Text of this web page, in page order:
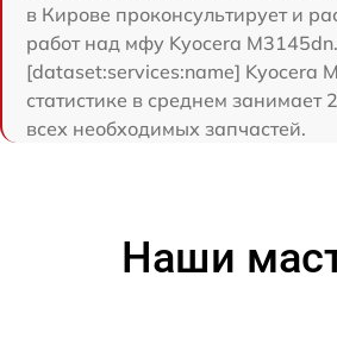
в Кирове проконсультирует и
работ над мфу Kyocera M3145dn.
[dataset:services:name] Kyocera
статистике в среднем занимает
всех необходимых запчастей.
Наши